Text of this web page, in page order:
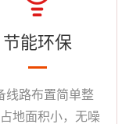
节能环保
线路布置简单整
地面积小，无噪